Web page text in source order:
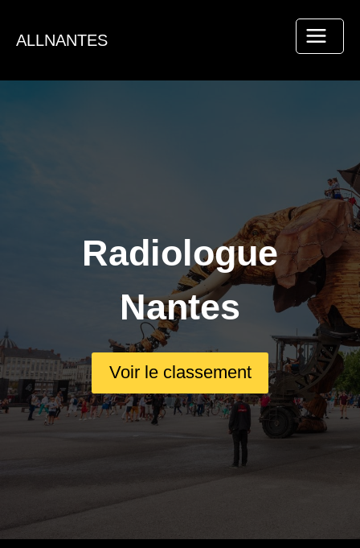
contenu
ALLNANTES
Radiologue
Nantes
Voir le classement